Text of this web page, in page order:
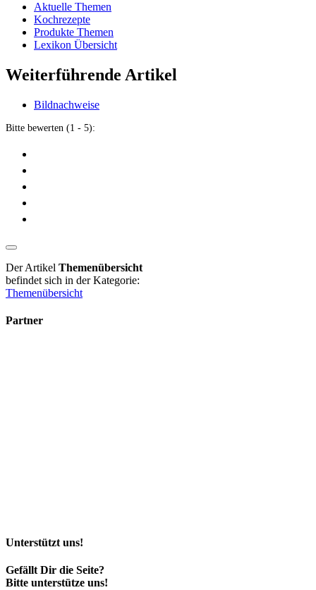
Aktuelle Themen
Kochrezepte
Produkte Themen
Lexikon Übersicht
Weiterführende Artikel
Bildnachweise
Bitte bewerten (1 - 5):
Der Artikel Themenübersicht
befindet sich in der Kategorie:
Themenübersicht
Partner
Unterstützt uns!
Gefällt Dir die Seite?
Bitte unterstütze uns!